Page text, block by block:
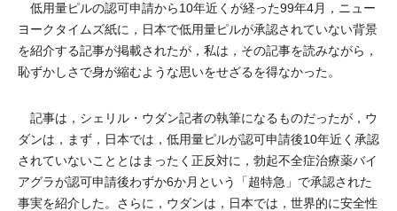
低用量ピルの認可申請から10年近くが経った99年4月，ニュー
ヨークタイムズ紙に，日本で低用量ピルが承認されていない背景
を紹介する記事が掲載されたが，私は，その記事を読みながら，
恥ずかしさで身が縮むような思いをせざるを得なかった。
記事は，シェリル・ウダン記者の執筆になるものだったが，ウ
ダンは，まず，日本では，低用量ピルが認可申請後10年近く承認
されていないこととはまったく正反対に，勃起不全症治療薬バイ
アグラが認可申請後わずか6か月という「超特急」で承認された
事実を紹介した。さらに，ウダンは，日本では，世界的に安全性